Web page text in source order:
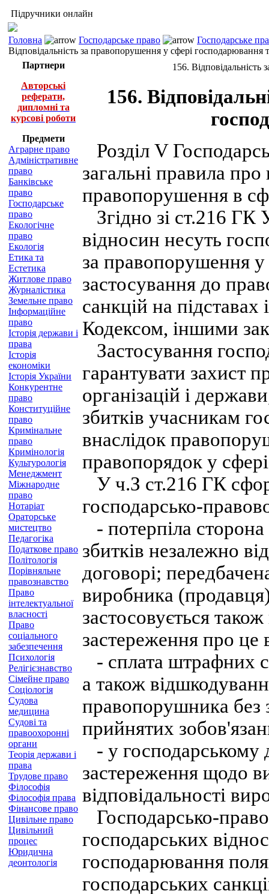
Підручники онлайн
Головна Господарське право
Господарське
Відповідальність за правопорушення у сфері господарювання
Партнери
Авторські
реферати,
дипломні та
курсові роботи
Предмети
Аграрне право
Адміністративне
право
Банківське
право
Господарське
право
Екологічне
право
Екологія
Етика та
Естетика
Житлове право
Журналістика
Земельне право
Інформаційне
право
Історія держави і
права
Історія
економіки
Історія України
Конкурентне
право
Конституційне
право
Кримінальне
право
Кримінологія
Культурологія
Менеджмент
Міжнародне
право
Нотаріат
Ораторське
мистецтво
Педагогіка
Податкове право
Політологія
Порівняльне
правознавство
Право
інтелектуальної
власності
Право
соціального
забезпечення
Психологія
Релігієзнавство
Сімейне право
Соціологія
Судова
медицина
Судові та
правоохоронні
органи
Теорія держави і
права
Трудове право
Філософія
Філософія права
Фінансове право
Цивільне право
Цивільний
процес
Юридична
деонтологія
156. Відповідальність
156.
Розділ V
загальні правила про
правопорушення в
Згідно зі ст.216 ГК
відносин несуть
за правопорушення
застосування до
санкцій на
Кодексом, іншими
Застосування
гарантувати захист
організацій і
збитків учасникам
внаслідок
правопорядок у
У ч.З ст.216 ГК
господарсько-
- потерпіла
збитків незалежно
договорі;
виробника (продавця)
застосовується
застереження про це
- сплата штрафних
а також
правопорушника без
прийнятих
- у господарському
застереження щодо
відповідальності
Господарсько-
господарських
господарювання
господарських